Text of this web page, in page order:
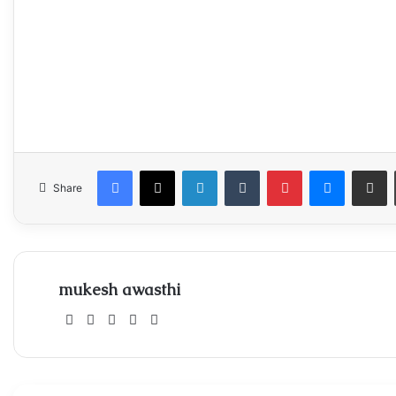
Share
Facebook
X LinkedInTumblr Pinterest
mukesh awasthi
WebsiteFacebook
X Instagram